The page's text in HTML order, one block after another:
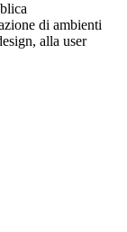
di ambienti
alla user